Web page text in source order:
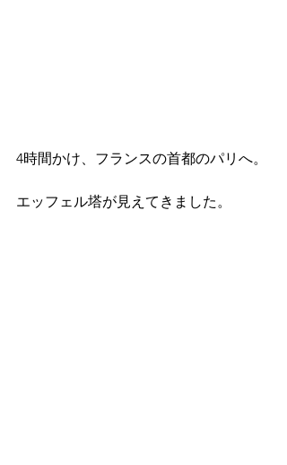
4時間かけ、フランスの首都のパリへ。
エッフェル塔が見えてきました。